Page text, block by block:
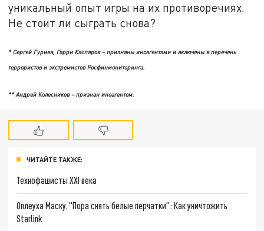
уникальный опыт игры на их противоречиях.
Не стоит ли сыграть снова?
* Сергей Гуриев, Гарри Каспаров – признаны иноагентами и включены в перечень
террористов и экстремистов Росфинмониторинга.
** Андрей Колесников – признан иноагентом.
ЧИТАЙТЕ ТАКЖЕ:
Технофашисты XXI века
Оплеуха Маску. "Пора снять белые перчатки": Как уничтожить
Starlink